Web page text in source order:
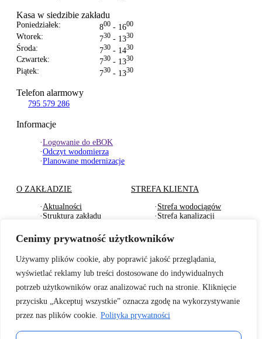
Cenimy prywatność użytkowników
Używamy plików cookie, aby poprawić jakość przeglądania,
wyświetlać reklamy lub treści dostosowane do indywidualnych
potrzeb użytkowników oraz analizować ruch na stronie. Kliknięcie
przycisku „Akceptuj wszystkie” oznacza zgodę na wykorzystywanie
przez nas plików cookie. Polityka prywatności
Kasa w siedzibie zakładu
Poniedziałek: 800 - 1600
Wtorek: 730 - 1330
Środa: 730 - 1430
Czwartek: 730 - 1330
Piątek: 730 - 1330
Telefon alarmowy
795 579 286
Informacje
·Logowanie do eBOK
·Odczyt wodomierza
·Planowane modernizacje
O ZAKŁADZIE
·Aktualności
· Struktura zakładu
·Oferty pracy
STREFA KLIENTA
· Strefa wodociągów
· Strefa kanalizacji
komunalnych
·Strefa odbioru odpadów
·Badania wewnętrzne wody
·Informacje o jakości wody
·Za zbiorowe zaopatrzenie
·Za zbiorowe